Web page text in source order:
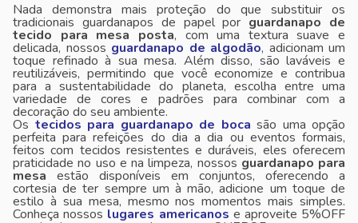
Nada demonstra mais proteção do que substituir os
tradicionais guardanapos de papel por guardanapo de
tecido para mesa posta, com uma textura suave e
delicada, nossos guardanapo de algodão, adicionam um
toque refinado à sua mesa. Além disso, são laváveis ​​e
reutilizáveis, permitindo que você economize e contribua
para a sustentabilidade do planeta, escolha entre uma
variedade de cores e padrões para combinar com a
decoração do seu ambiente.
Os tecidos para guardanapo de boca são uma opção
perfeita para refeições do dia a dia ou eventos formais,
feitos com tecidos resistentes e duráveis, eles oferecem
praticidade no uso e na limpeza, nossos guardanapo para
mesa estão disponíveis em conjuntos, oferecendo a
cortesia de ter sempre um à mão, adicione um toque de
estilo à sua mesa, mesmo nos momentos mais simples.
Conheça nossos lugares americanos e aproveite 5%OFF